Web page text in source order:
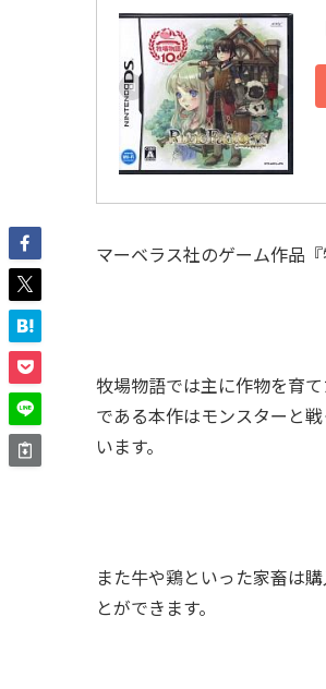
マーベラス社のゲーム作品
牧場物語では主に作物を育
である本作はモンスターと
います。
また牛や鶏といった家畜は
とができます。